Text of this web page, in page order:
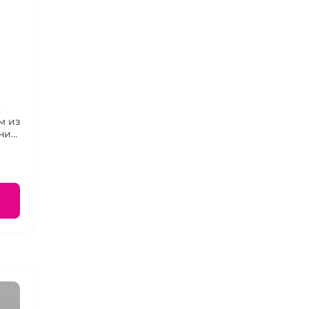
из